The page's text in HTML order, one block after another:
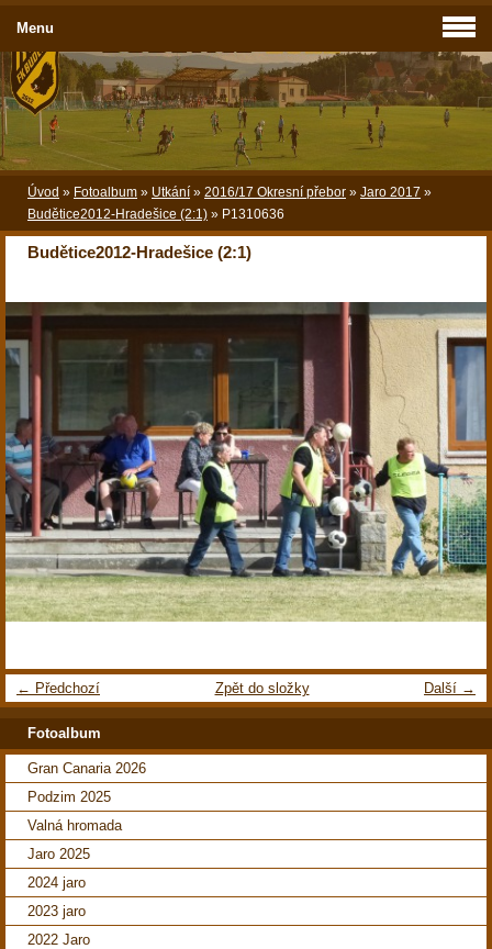
Úvod » Fotoalbum » Utkání » 2016/17 Okresní přebor » Jaro 2017 »
Budětice2012-Hradešice (2:1) » P1310636
Budětice2012-Hradešice (2:1)
← Předchozí Další →
Zpět do složky
Menu
Fotoalbum
Gran Canaria 2026
Podzim 2025
Valná hromada
Jaro 2025
2024 jaro
2023 jaro
2022 Jaro